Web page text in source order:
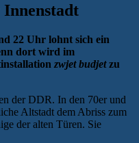
22 Uhr lohnt sich ein
dort wird im
zwjet budjetzu
der DDR. In den 70er und
Altstadt dem Abriss zum
der alten Türen. Sie